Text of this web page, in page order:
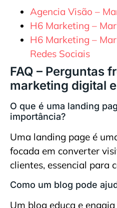
Agencia Visão –
H6 Marketing –
H6 Marketing –
Redes Sociais
FAQ – Perguntas
marketing digital
O que é uma landing
importância?
Uma landing page é
focada em converter
clientes, essencial para
Como um blog pode
Um blog educa e